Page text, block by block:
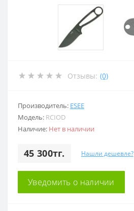
Отзывы: (0)
Производитель: ESEE
Модель: RCIOD
Наличие: Нет в наличии
45 300тг. Нашли дешевле?
Уведомить о наличии